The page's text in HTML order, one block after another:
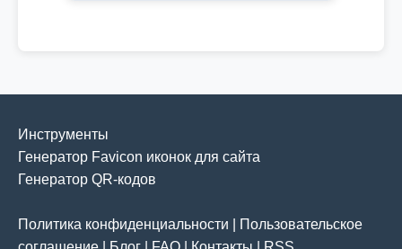
Инструменты
Генератор Favicon иконок для сайта
Генератор QR-кодов
Политика конфиденциальности
Пользовательское